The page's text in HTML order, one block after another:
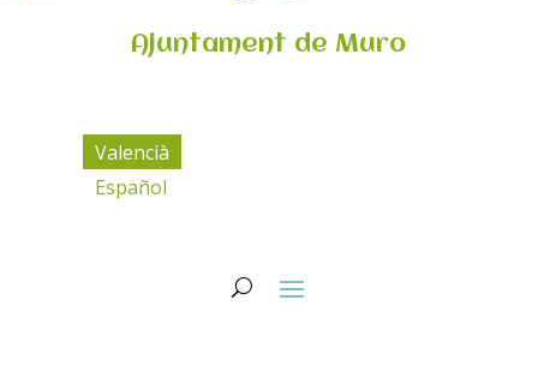
Ajuntament de Muro
Valencià
Español